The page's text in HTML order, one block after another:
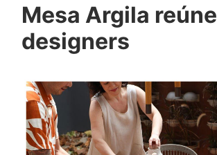
Mesa Argila reúne
designers